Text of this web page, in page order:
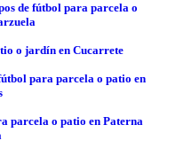
de fútbol para parcela o
o jardín en Cucarrete
para parcela o patio en
parcela o patio en Paterna